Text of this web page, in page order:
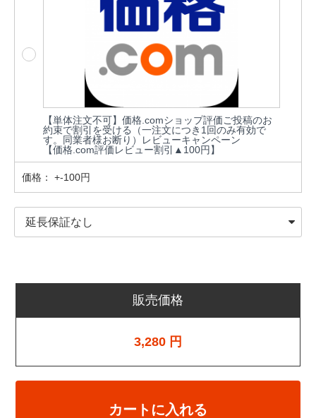
【単体注文不可】価格.comショップ評価ご投稿のお
約束で割引を受ける（一注文につき1回のみ有効で
す。同業者様お断り）レビューキャンペーン
【価格.com評価レビュー割引▲100円】
価格： +-100円
販売価格
3,280 円
カートに入れる